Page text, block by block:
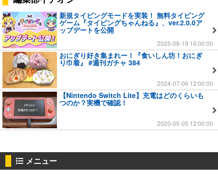
新規タイピングモードを実装！ 無料タイピング
ゲーム『タイピングちゃんねる』、ver.2.0.0ア
ップデートを公開
2025-08-19 16:00:00
おにぎり好き集まれー！『食いしん坊！おにぎ
り巾着』 #週刊ガチャ 384
2024-07-06 12:00:00
【Nintendo Switch Lite】充電はどのくらいも
つのか？実機で確認！
2020-05-05 12:00:00
メニュー